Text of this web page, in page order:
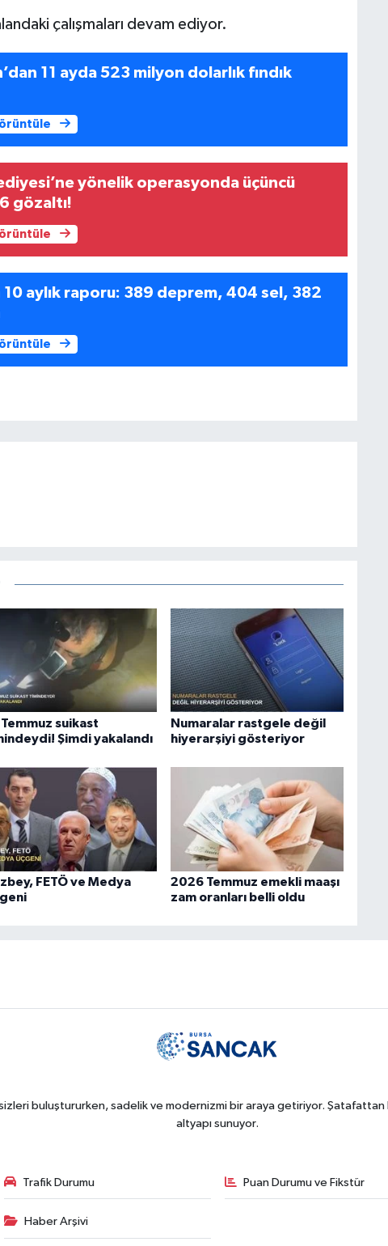
çalışmaları devam ediyor.
11 ayda 523 milyon dolarlık fındık
yönelik operasyonda üçüncü
gözaltı!
10 aylık raporu: 389 deprem, 404 sel, 382
Temmuz suikast
Şimdi yakalandı
Numaralar rastgele değil
hiyerarşiyi gösteriyor
FETÖ ve Medya
2026 Temmuz emekli maaşı
zam oranları belli oldu
buluştururken, sadelik ve modernizmi bir araya getiriyor. Şatafattan
altyapı sunuyor.
Trafik Durumu Puan Durumu ve Fikstür
Haber Arşivi